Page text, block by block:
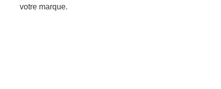
votre marque.